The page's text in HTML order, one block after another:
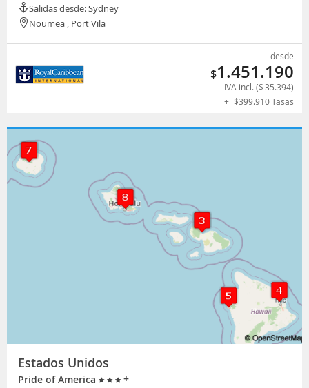
Salidas desde: Sydney
Noumea , Port Vila
desde
$1.451.190
IVA incl. ($ 35.394)
+ $399.910Tasas
Estados Unidos
Pride of America +